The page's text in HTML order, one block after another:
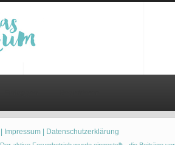
| Impressum | Datenschutzerklärung